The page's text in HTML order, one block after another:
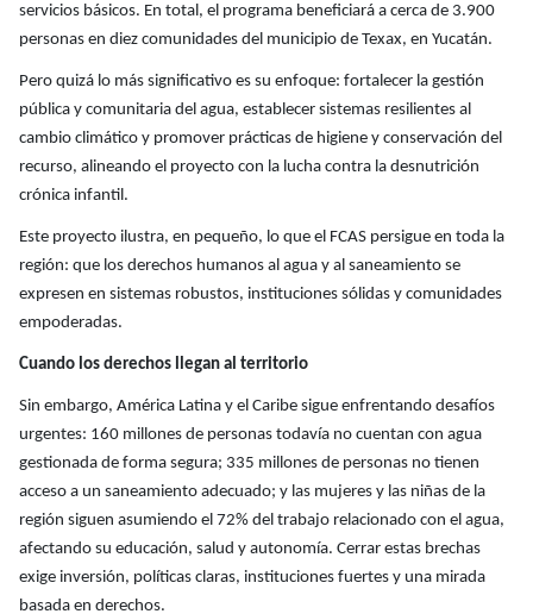
servicios básicos. En total, el programa beneficiará a cerca de 3.900
personas en diez comunidades del municipio de Texax, en Yucatán.
Pero quizá lo más significativo es su enfoque: fortalecer la gestión
pública y comunitaria del agua, establecer sistemas resilientes al
cambio climático y promover prácticas de higiene y conservación del
recurso, alineando el proyecto con la lucha contra la desnutrición
crónica infantil.
Este proyecto ilustra, en pequeño, lo que el FCAS persigue en toda la
región: que los derechos humanos al agua y al saneamiento se
expresen en sistemas robustos, instituciones sólidas y comunidades
empoderadas.
Cuando los derechos llegan al territorio
Sin embargo, América Latina y el Caribe sigue enfrentando desafíos
urgentes: 160 millones de personas todavía no cuentan con agua
gestionada de forma segura; 335 millones de personas no tienen
acceso a un saneamiento adecuado; y las mujeres y las niñas de la
región siguen asumiendo el 72% del trabajo relacionado con el agua,
afectando su educación, salud y autonomía. Cerrar estas brechas
exige inversión, políticas claras, instituciones fuertes y una mirada
basada en derechos.